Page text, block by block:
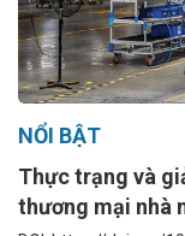
NỔI BẬT
Thực trạng và
thương mại nhà